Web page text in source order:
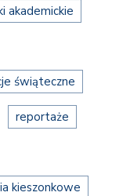
akademickie
świąteczne
reportaże
kieszonkowe